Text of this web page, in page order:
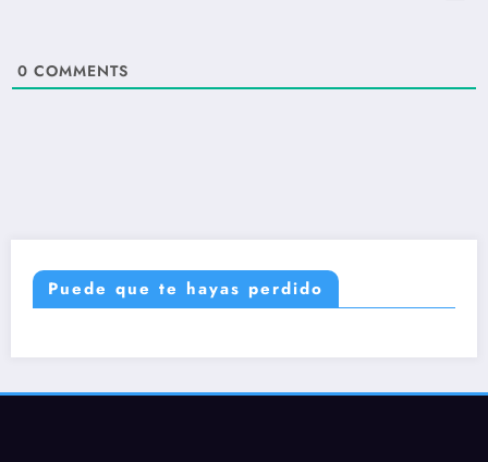
0 COMMENTS
Puede que te hayas perdido